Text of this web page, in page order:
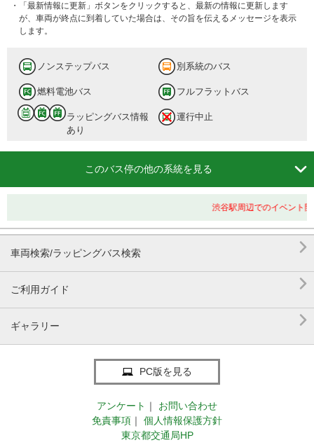
・「最新情報に更新」ボタンをクリックすると、最新の情報に更新します
が、車両が終点に到着していた場合は、その旨を伝えるメッセージを表示
します。
ノンステップバス 別系統のバス
燃料電池バス フルフラットバス
ラッピングバス情報
あり
運行中止
このバス停の他の系統を見る 
渋谷駅周辺でのイベント
車両検索/ラッピングバス検索 
ご利用ガイド 
ギャラリー 
PC版を見る
アンケート ｜
お問い合わせ
免責事項 ｜
個人情報保護方針
東京都交通局HP